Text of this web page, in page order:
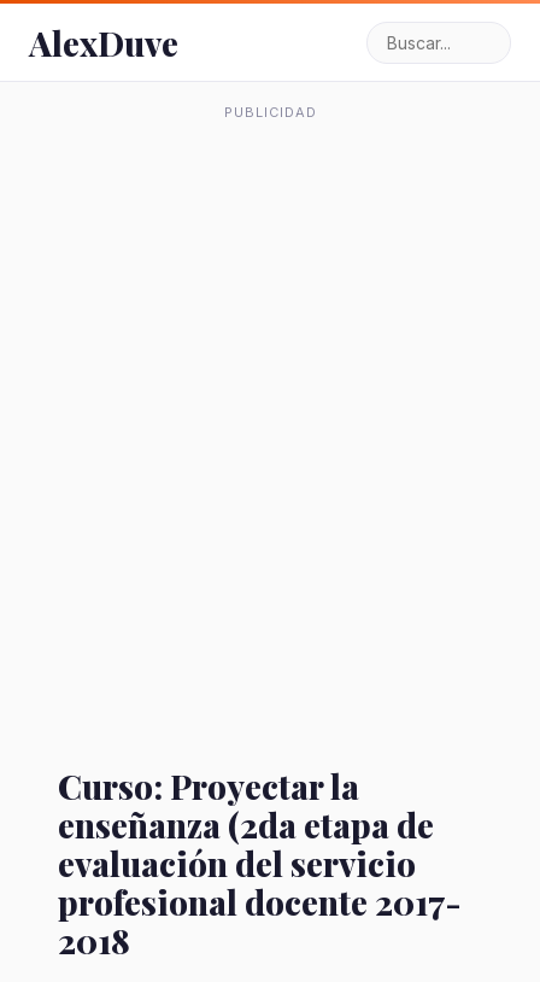
AlexDuve
PUBLICIDAD
Curso: Proyectar la
enseñanza (2da etapa de
evaluación del servicio
profesional docente 2017-
2018